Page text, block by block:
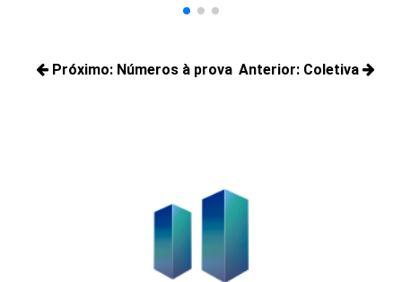
Navegação
Anterior: Coletiva
Próximo: Números à prova